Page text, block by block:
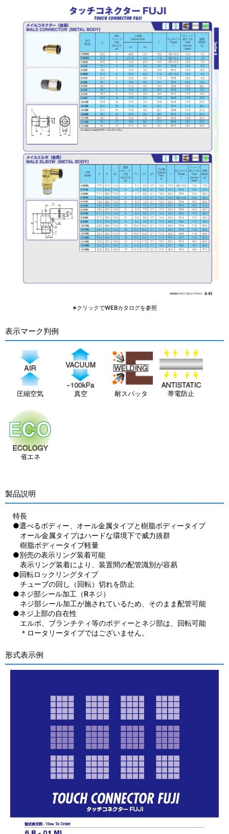
※クリックでWEBカタログを参照
表示マーク判例
圧縮空気 真空 耐スパッタ 帯電防止
省エネ
製品説明
特長
●選べるボディー、オール金属タイプと樹脂ボディータイプ
オール金属タイプはハードな環境下で威力抜群
樹脂ボディータイプ軽量
●別売の表示リング装着可能
表示リング装着により、装置間の配管識別が容易
●回転ロックリングタイプ
チューブの回し（回転）切れを防止
●ネジ部シール加工（Rネジ）
ネジ部シール加工が施されているため、そのまま配管可能
●ネジ上部の自在性
エルボ、ブランチティ等のボディーとネジ部は、回転可能
＊ロータリータイプではございません。
形式表示例